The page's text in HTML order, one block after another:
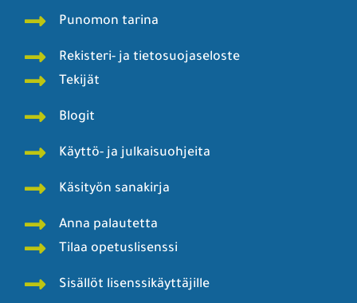
Punomon tarina
Rekisteri- ja tietosuojaseloste
Tekijät
Blogit
Käyttö- ja julkaisuohjeita
Käsityön sanakirja
Anna palautetta
Tilaa opetuslisenssi
Sisällöt lisenssikäyttäjille